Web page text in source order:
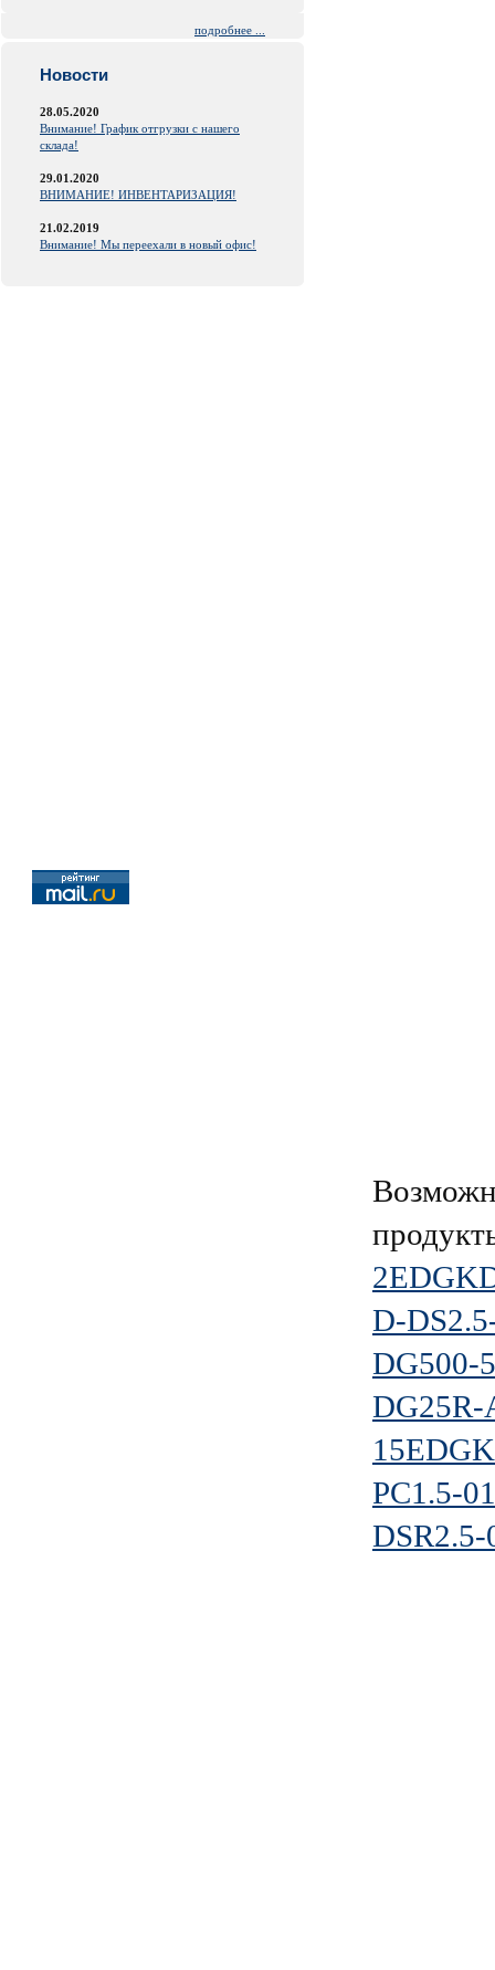
подробнее ...
Новости
28.05.2020
Внимание! График отгрузки с нашего
склада!
29.01.2020
ВНИМАНИЕ! ИНВЕНТАРИЗАЦИЯ!
21.02.2019
Внимание! Мы переехали в новый офис!
D-
DG500-
DG25R-
PC1.5-